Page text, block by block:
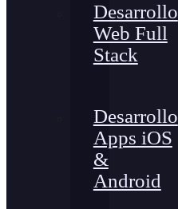
Desarrollo
Web Full
Stack
Desarrollo
Apps iOS
&
Android